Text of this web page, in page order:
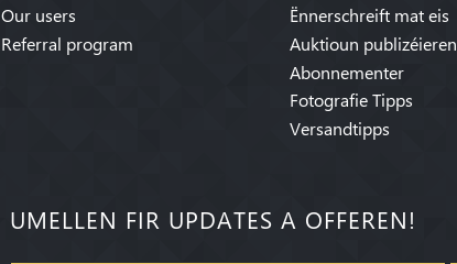
Our users
Referral program
Ënnerschreift mat eis
Auktioun publizéieren
Abonnementer
Fotografie Tipps
Versandtipps
UMELLEN FIR UPDATES A OFFEREN!